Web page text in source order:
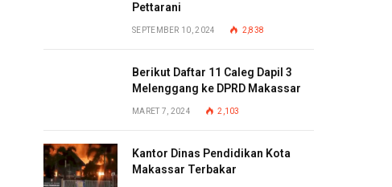
Pettarani
SEPTEMBER 10, 2024 2,838
Berikut Daftar 11 Caleg Dapil 3
Melenggang ke DPRD Makassar
MARET 7, 2024 2,103
Kantor Dinas Pendidikan Kota
Makassar Terbakar